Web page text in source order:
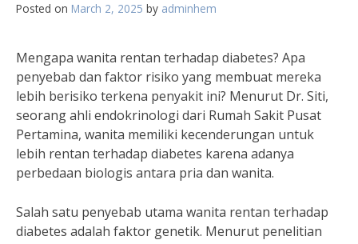
Posted on March 2, 2025 by adminhem
Mengapa wanita rentan terhadap diabetes? Apa
penyebab dan faktor risiko yang membuat mereka
lebih berisiko terkena penyakit ini? Menurut Dr. Siti,
seorang ahli endokrinologi dari Rumah Sakit Pusat
Pertamina, wanita memiliki kecenderungan untuk
lebih rentan terhadap diabetes karena adanya
perbedaan biologis antara pria dan wanita.
Salah satu penyebab utama wanita rentan terhadap
diabetes adalah faktor genetik. Menurut penelitian